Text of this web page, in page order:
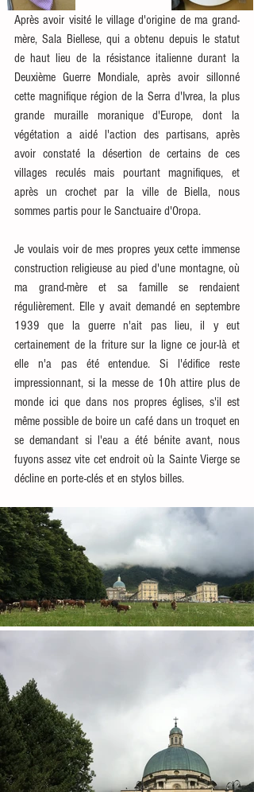
Après avoir visité le village d'origine de ma grand-
mère, Sala Biellese, qui a obtenu depuis le statut
de haut lieu de la résistance italienne durant la
Deuxième Guerre Mondiale, après avoir sillonné
cette magnifique région de la Serra d'Ivrea, la plus
grande muraille moranique d'Europe, dont la
végétation a aidé l'action des partisans, après
avoir constaté la désertion de certains de ces
villages reculés mais pourtant magnifiques, et
après un crochet par la ville de Biella, nous
sommes partis pour le Sanctuaire d'Oropa.
Je voulais voir de mes propres yeux cette immense
construction religieuse au pied d'une montagne, où
ma grand-mère et sa famille se rendaient
régulièrement. Elle y avait demandé en septembre
1939 que la guerre n'ait pas lieu, il y eut
certainement de la friture sur la ligne ce jour-là et
elle n'a pas été entendue. Si l'édifice reste
impressionnant, si la messe de 10h attire plus de
monde ici que dans nos propres églises, s'il est
même possible de boire un café dans un troquet en
se demandant si l'eau a été bénite avant, nous
fuyons assez vite cet endroit où la Sainte Vierge se
décline en porte-clés et en stylos billes.